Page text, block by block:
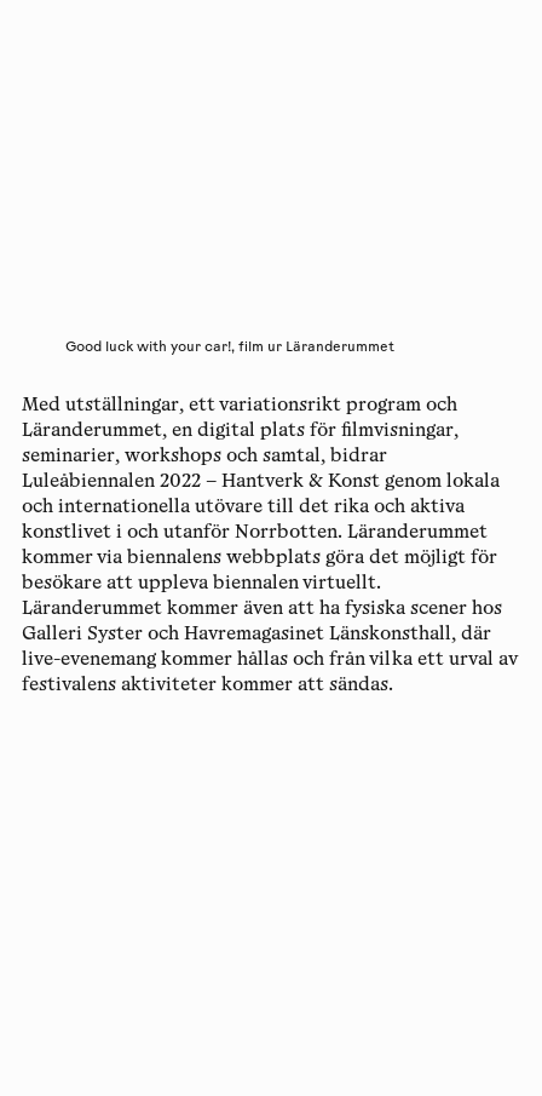
Good luck with your car!, film ur Läranderummet
Med utställningar, ett variationsrikt program och
Läranderummet, en digital plats för filmvisningar,
seminarier, workshops och samtal, bidrar
Luleåbiennalen 2022 – Hantverk & Konst genom lokala
och internationella utövare till det rika och aktiva
konstlivet i och utanför Norrbotten. Läranderummet
kommer via biennalens webbplats göra det möjligt för
besökare att uppleva biennalen virtuellt.
Läranderummet kommer även att ha fysiska scener hos
Galleri Syster och Havremagasinet Länskonsthall, där
live-evenemang kommer hållas och från vilka ett urval av
festivalens aktiviteter kommer att sändas.